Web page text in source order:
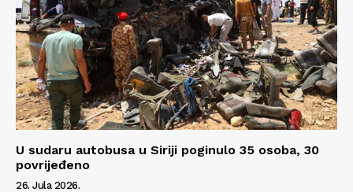
O nama
Kontakt
Impressum
U sudaru autobusa u Siriji poginulo 35 osoba, 30
povrijeđeno
26. Jula 2026.